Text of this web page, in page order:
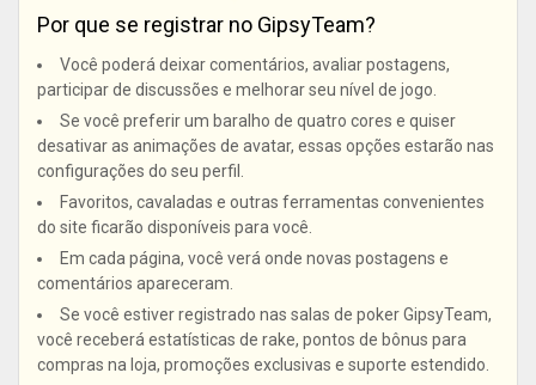
Por que se registrar no GipsyTeam?
Você poderá deixar comentários, avaliar postagens,
participar de discussões e melhorar seu nível de jogo.
Se você preferir um baralho de quatro cores e quiser
desativar as animações de avatar, essas opções estarão nas
configurações do seu perfil.
Favoritos, cavaladas e outras ferramentas convenientes
do site ficarão disponíveis para você.
Em cada página, você verá onde novas postagens e
comentários apareceram.
Se você estiver registrado nas salas de poker GipsyTeam,
você receberá estatísticas de rake, pontos de bônus para
compras na loja, promoções exclusivas e suporte estendido.